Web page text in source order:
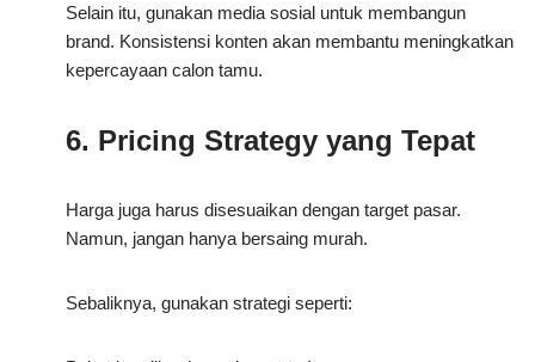
Selain itu, gunakan media sosial untuk membangun
brand. Konsistensi konten akan membantu meningkatkan
kepercayaan calon tamu.
6. Pricing Strategy yang Tepat
Harga juga harus disesuaikan dengan target pasar.
Namun, jangan hanya bersaing murah.
Sebaliknya, gunakan strategi seperti: